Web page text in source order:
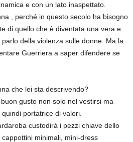
e con un lato inaspettato.
, perché in questo secolo ha bisogno
di quello che è diventata una vera e
della violenza sulle donne. Ma la
Guerriera a saper difendere se
che lei sta descrivendo?
gusto non solo nel vestirsi ma
portatrice di valori.
custodirà i pezzi chiave dello
minimali, mini-dress